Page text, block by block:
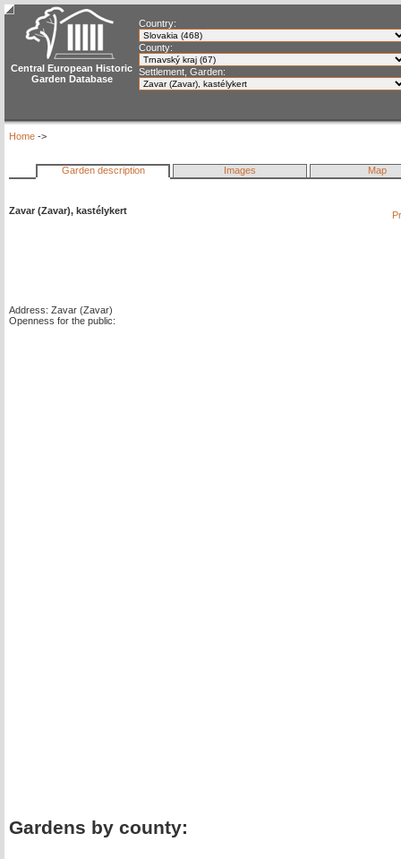
Central European Historic
Garden Database
Country:
County:
Settlement, Garden:
Home ->
Garden description Images Map
Zavar (Zavar), kastélykert
Address: Zavar (Zavar)
Openness for the public:
Gardens by county: